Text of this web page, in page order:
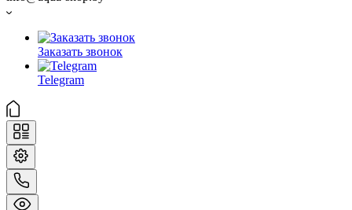
Заказать звонок
Telegram